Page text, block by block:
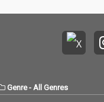
Genre- All Genres